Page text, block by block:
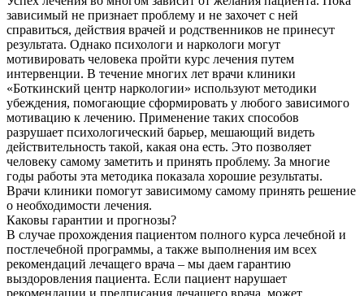
зависимый не признает проблему и не захочет с ней
справиться, действия врачей и родственников не принесут
результата. Однако психологи и наркологи могут
мотивировать человека пройти курс лечения путем
интервенции. В течение многих лет врачи клиники
«Боткинский центр наркологии» используют методики
убеждения, помогающие сформировать у любого зависимого
мотивацию к лечению. Применение таких способов
разрушает психологический барьер, мешающий видеть
действительность такой, какая она есть. Это позволяет
человеку самому заметить и принять проблему. За многие
годы работы эта методика показала хорошие результаты.
Врачи клиники помогут зависимому самому принять решение
о необходимости лечения.
Каковы гарантии и прогнозы?
В случае прохождения пациентом полного курса лечебной и
постлечебной программы, а также выполнения им всех
рекомендаций лечащего врача – мы даем гарантию
выздоровления пациента. Если пациент нарушает
рекомендации и предписания лечащего врача, может